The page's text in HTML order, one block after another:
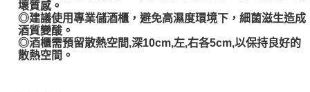
壞質感。
◎建議使用專業儲酒櫃，避免高濕度環境下，細菌滋生造成
酒質變酸。
◎酒櫃需預留散熱空間,深10cm,左,右各5cm,以保持良好的
散熱空間。